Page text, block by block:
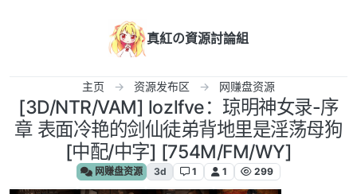
真紅の資源討論組
主页 资源发布区 网赚盘资源
[3D/NTR/VAM] lozlfve：琼明神女录-序
章 表面冷艳的剑仙徒弟背地里是淫荡母狗
[中配/中字] [754M/FM/WY]
网赚盘资源 3d 1 1 299